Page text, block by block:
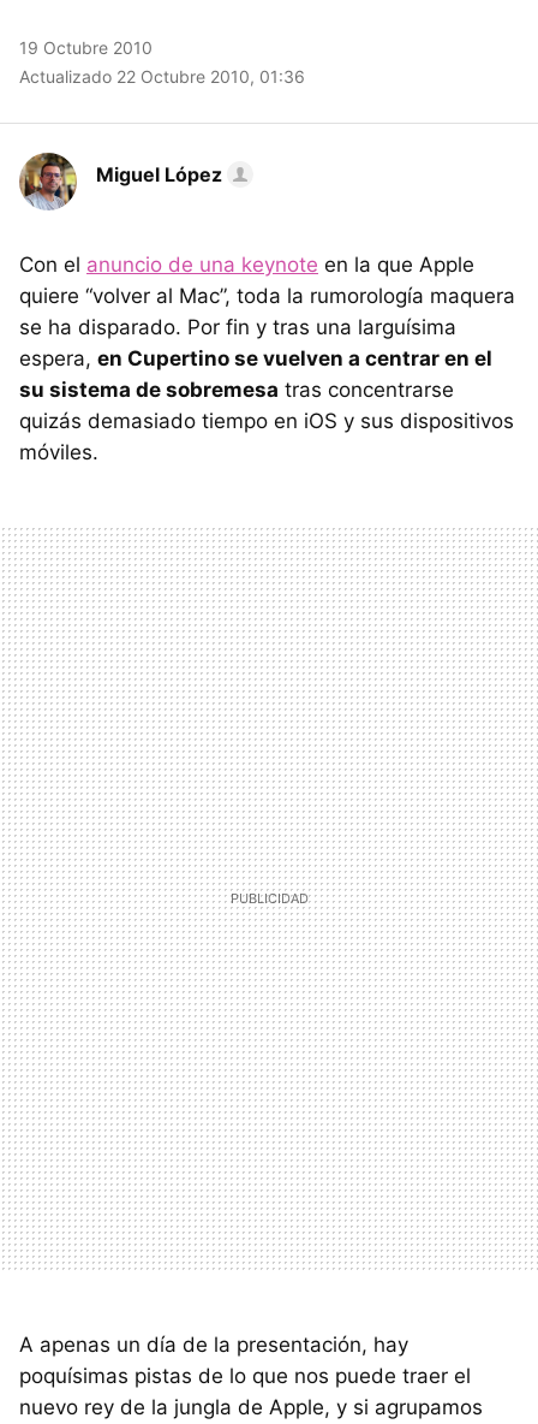
19 Octubre 2010
Actualizado 22 Octubre 2010, 01:36
Miguel López
Con el anuncio de una keynote en la que Apple
quiere “volver al Mac”, toda la rumorología maquera
se ha disparado. Por fin y tras una larguísima
espera, en Cupertino se vuelven a centrar en el
su sistema de sobremesa tras concentrarse
quizás demasiado tiempo en iOS y sus dispositivos
móviles.
A apenas un día de la presentación, hay
poquísimas pistas de lo que nos puede traer el
nuevo rey de la jungla de Apple, y si agrupamos